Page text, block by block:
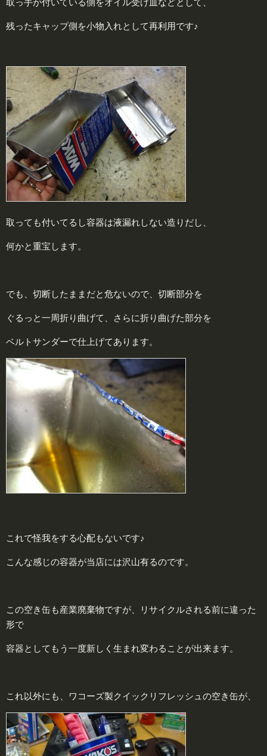
残ったキャップ側を小物入れとして再利用です♪
取っても付いてるし容器は液漏れしない造りだし、
何かと重宝します。
でも、切断したままだと危ないので、切断部分を
ぐるっと一周折り曲げて、さらに折り曲げた部分を
ベルトサンダーで仕上げてあります。
これで怪我をする心配もないです♪
こんな感じの容器が当店には沢山有るのです。
この空き缶も産業廃棄物ですが、リサイクルされる前に違った
形で
容器としてもう一度新しく生まれ変わることが出来ます。
これ以外にも、ワコーズ製クイックリフレッシュの空き缶が、